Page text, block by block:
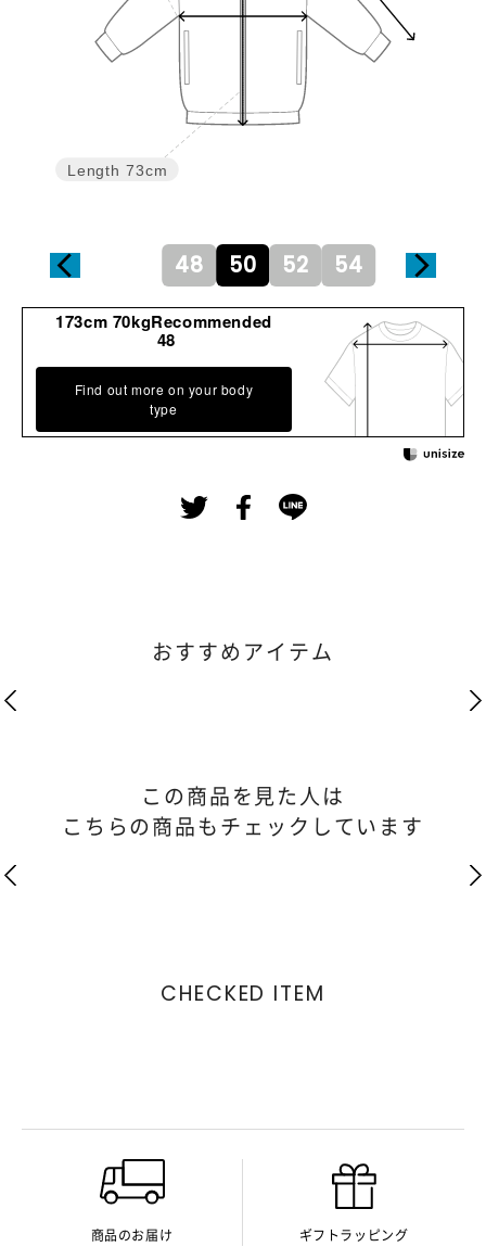
Length 73cm
48 50 52 54
173cm 70kgRecommended
48
Find out more on your body
type
おすすめアイテム
この商品を見た人は
こちらの商品もチェックしています
CHECKED ITEM
商品のお届け ギフトラッピング